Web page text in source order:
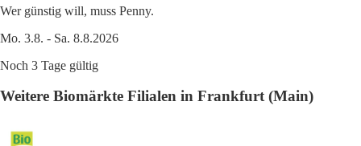
Wer günstig will, muss Penny.
Mo. 3.8. - Sa. 8.8.2026
Noch 3 Tage gültig
Weitere Biomärkte Filialen in Frankfurt (Main)